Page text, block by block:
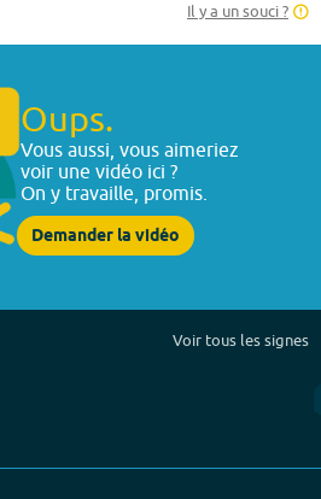
Il y a un souci ?
Oups.
Vous aussi, vous aimeriez
voir une vidéo ici ?
On y travaille, promis.
Demander la vidéo
Voir tous les signes